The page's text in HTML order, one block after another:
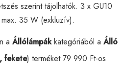
szerint tájolhatók. 3 x GU10
35 W (exkluzív).
a Állólámpákkategóriából a Álló
fekete) terméket 79 990 Ft-os